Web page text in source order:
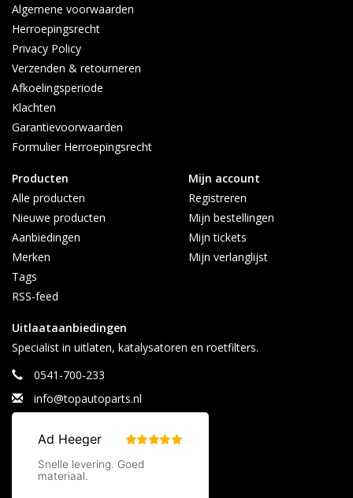
Algemene voorwaarden
Herroepingsrecht
Privacy Policy
Verzenden & retourneren
Afkoelingsperiode
Klachten
Garantievoorwaarden
Formulier Herroepingsrecht
Producten
Alle producten
Nieuwe producten
Aanbiedingen
Merken
Tags
RSS-feed
Mijn account
Registreren
Mijn bestellingen
Mijn tickets
Mijn verlanglijst
Uitlaataanbiedingen
Specialist in uitlaten, katalysatoren en roetfilters.
0541-700-233
info@topautoparts.nl